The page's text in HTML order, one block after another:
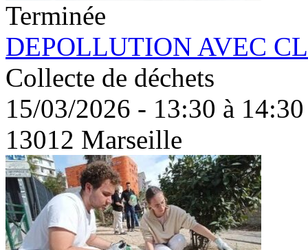
Terminée
DEPOLLUTION AVEC
Collecte de déchets
15/03/2026 - 13:30 à 14:30
13012 Marseille